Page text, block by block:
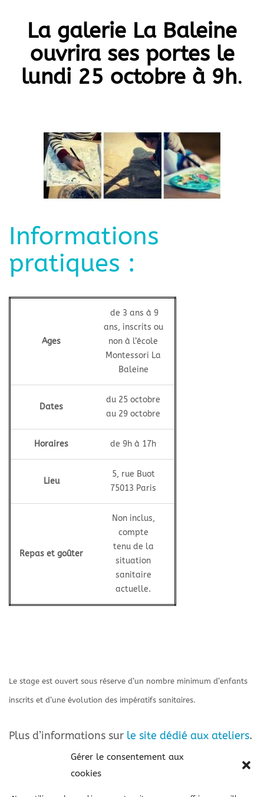
Gérer le consentement aux
cookies
La galerie La Baleine
ouvrira ses portes le
lundi 25 octobre à 9h.
Informations
pratiques :
Ages
de 3 ans à 9
ans, inscrits ou
non à l’école
Montessori La
Baleine
Dates
du 25 octobre
au 29 octobre
Horaires de 9h à 17h
Lieu
5, rue Buot
75013 Paris
Repas et goûter
Non inclus,
compte
tenu de la
situation
sanitaire
actuelle.
Le stage est ouvert sous réserve d’un nombre minimum d’enfants
inscrits et d’une évolution des impératifs sanitaires.
Plus d’informations sur le site dédié aux ateliers.
J'inscris mon enfant